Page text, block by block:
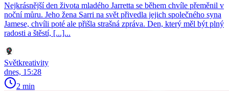
Nejkrásnější den života mladého Jarretta se během chvíle přeměnil v
noční můru. Jeho žena Sarri na svět přivedla jejich společného syna
Jamese, chvíli poté ale přišla strašná zpráva. Den, který měl být plný
radosti a štěstí, [...]...
Světkreativity
dnes, 15:28
2 min